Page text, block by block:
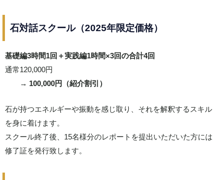
石対話スクール（2025年限定価格）
基礎編3時間1回＋実践編1時間×3回の合計4回
通常120,000円
→ 100,000円（紹介割引）
石が持つエネルギーや振動を感じ取り、それを解釈するスキル
を身に着けます。
スクール終了後、15名様分のレポートを提出いただいた方には
修了証を発行致します。